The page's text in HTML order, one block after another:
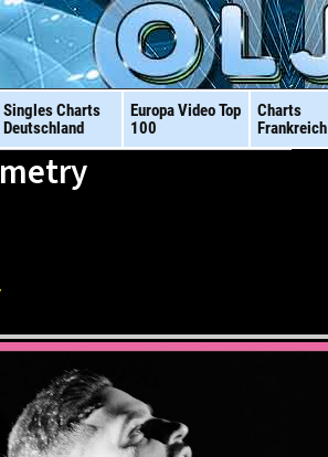
Singles Charts
Deutschland
Europa VideoTop
100
Charts
Frankreich